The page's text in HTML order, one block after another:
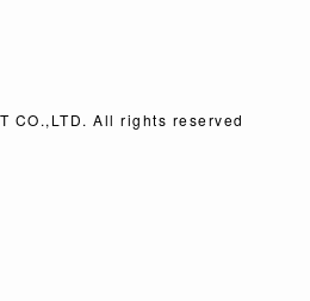
CO.,LTD. All rights reserved